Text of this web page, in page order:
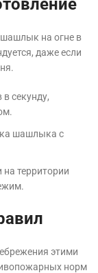
шашлык на огне в
даже если
секунду,
шашлыка с
на территории
этими
норм